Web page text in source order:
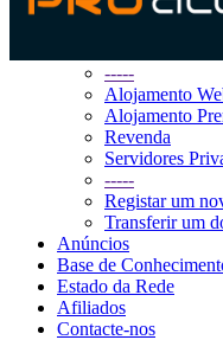
Área do Cliente
-----
Alojamento
Alojamento
Revenda
Servidores
-----
Registar um
Transferir um
Anúncios
Base de
Estado da Rede
Afiliados
Contacte-nos